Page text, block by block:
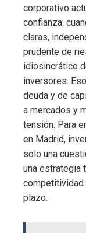
corporativo
confianza:
claras,
prudente de
idiosincrático
inversores.
deuda y de
a mercados y
tensión. Para
en Madrid,
solo una
una estrategia
competitividad
plazo.